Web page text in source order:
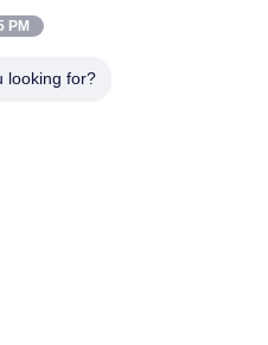
l'humidité de 150cm * de
PM
looking for?